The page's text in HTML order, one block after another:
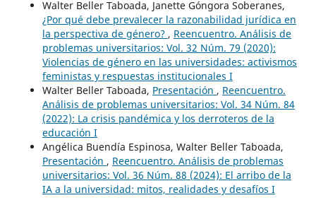
Walter Beller Taboada, Janette Góngora Soberanes,
¿Por qué debe prevalecer la razonabilidad jurídica en
la perspectiva de género? , Reencuentro. Análisis de
problemas universitarios: Vol. 32 Núm. 79 (2020):
Violencias de género en las universidades: activismos
feministas y respuestas institucionales I
Walter Beller Taboada, Presentación , Reencuentro.
Análisis de problemas universitarios: Vol. 34 Núm. 84
(2022): La crisis pandémica y los derroteros de la
educación I
Angélica Buendía Espinosa, Walter Beller Taboada,
Presentación , Reencuentro. Análisis de problemas
universitarios: Vol. 36 Núm. 88 (2024): El arribo de la
IA a la universidad: mitos, realidades y desafíos I